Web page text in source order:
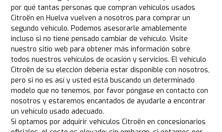
por qué tantas personas que compran vehículos usados
Citroën en Huelva vuelven a nosotros para comprar un
segundo vehículo. Podemos asesorarle amablemente
incluso si no tiene pensado cambiar de vehículo. Visite
nuestro sitio web para obtener más información sobre
todos nuestros vehículos de ocasión y servicios. El vehículo
Citroën de su elección debería estar disponible con nosotros,
pero si no es así y usted está buscando un determinado
modelo que no tenemos, por favor póngase en contacto con
nosotros y estaremos encantados de ayudarle a encontrar
un vehículo usado adecuado.
Si optamos por adquirir vehículos Citroën en concesionarios